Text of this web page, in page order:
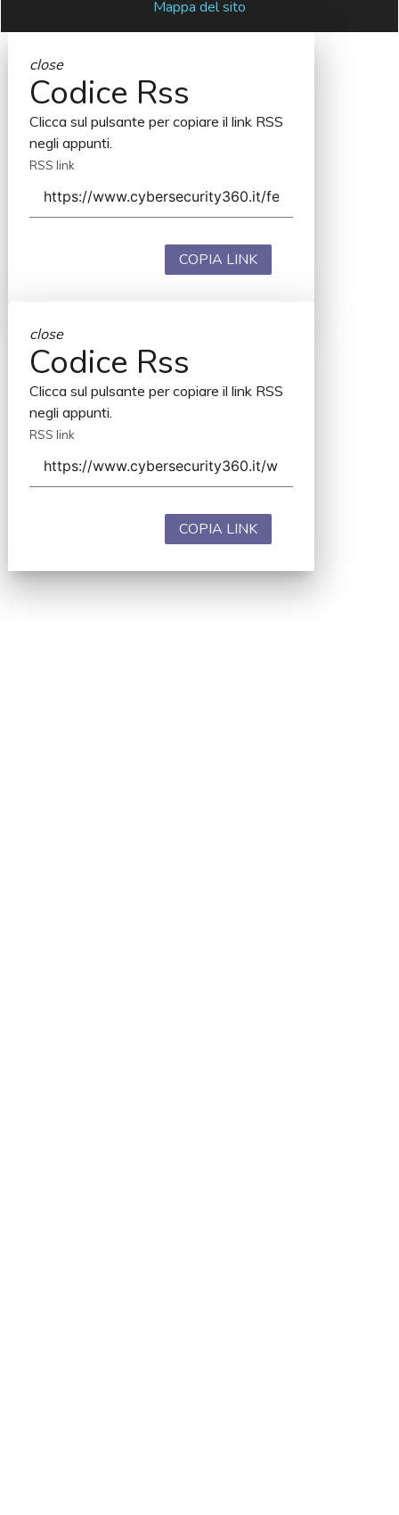
Mappa del sito
close
Codice Rss
Clicca sul pulsante per copiare il link RSS
negli appunti.
RSS link
COPIA LINK
close
Codice Rss
Clicca sul pulsante per copiare il link RSS
negli appunti.
RSS link
COPIA LINK